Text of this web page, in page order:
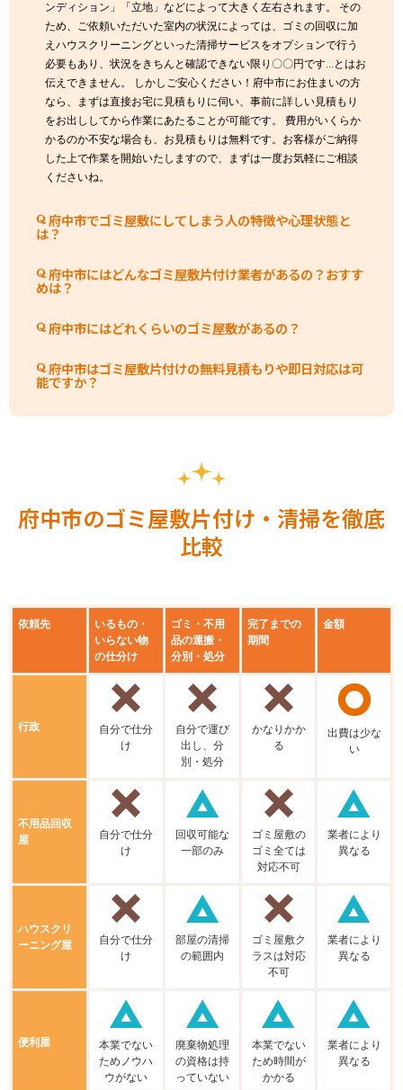
ンディション」「立地」などによって大きく左右されます。 その
ため、ご依頼いただいた室内の状況によっては、ゴミの回収に加
えハウスクリーニングといった清掃サービスをオプションで行う
必要もあり、状況をきちんと確認できない限り〇〇円です…とはお
伝えできません。 しかしご安心ください！府中市にお住まいの方
なら、まずは直接お宅に見積もりに伺い、事前に詳しい見積もり
をお出ししてから作業にあたることが可能です。 費用がいくらか
かるのか不安な場合も、お見積もりは無料です。お客様がご納得
した上で作業を開始いたしますので、まずは一度お気軽にご相談
くださいね。
府中市でゴミ屋敷にしてしまう人の特徴や心理状態と
は？
府中市にはどんなゴミ屋敷片付け業者があるの？おすす
めは？
府中市にはどれくらいのゴミ屋敷があるの？
府中市はゴミ屋敷片付けの無料見積もりや即日対応は可
能ですか？
府中市のゴミ屋敷片付け・清掃を徹底
比較
依頼先
いるもの・
いらない物
の仕分け
ゴミ・不用
品の運搬・
分別・処分
完了までの
期間
金額
行政
⾃分で仕分
け
⾃分で運び
出し、分
別・処分
かなりかか
る
出費は少な
い
不⽤品回収
屋
⾃分で仕分
け
回収可能な
⼀部のみ
ゴミ屋敷の
ゴミ全ては
対応不可
業者により
異なる
ハウスクリ
ーニング屋
⾃分で仕分
け
部屋の清掃
の範囲内
ゴミ屋敷ク
ラスは対応
不可
業者により
異なる
便利屋
本業でない
ためノウハ
ウがない
廃棄物処理
の資格は持
っていない
本業でない
ため時間が
かかる
業者により
異なる